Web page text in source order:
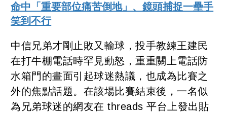
命中「重要部位痛苦倒地」、鏡頭捕捉一壘手
笑到不行
中信兄弟才剛止敗又輸球，投手教練王建民
在打牛棚電話時罕見動怒，重重關上電話防
水箱門的畫面引起球迷熱議，也成為比賽之
外的焦點話題。在該場比賽結束後，一名似
為兄弟球迷的網友在 threads 平台上發出貼